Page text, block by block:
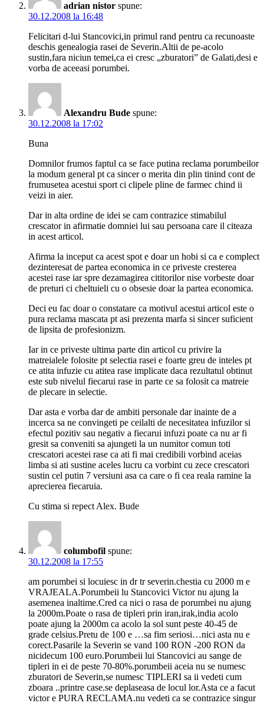
adrian nistor spune:
30.12.2008 la 16:48
Felicitari d-lui Stancovici,in primul rand pentru ca recunoaste
deschis genealogia rasei de Severin.Altii de pe-acolo
sustin,fara niciun temei,ca ei cresc „zburatori” de Galati,desi e
vorba de aceeasi porumbei.
Alexandru Bude spune:
30.12.2008 la 17:02
Buna
Domnilor frumos faptul ca se face putina reclama porumbeilor
la modum general pt ca sincer o merita din plin tinind cont de
frumusetea acestui sport ci clipele pline de farmec chind ii
veizi in aier.
Dar in alta ordine de idei se cam contrazice stimabilul
crescator in afirmatie domniei lui sau persoana care il citeaza
in acest articol.
Afirma la inceput ca acest spot e doar un hobi si ca e complect
dezinteresat de partea economica in ce priveste cresterea
acestei rase iar spre dezamagirea cititorilor nise vorbeste doar
de preturi ci cheltuieli cu o obsesie doar la partea economica.
Deci eu fac doar o constatare ca motivul acestui articol este o
pura reclama mascata pt asi prezenta marfa si sincer suficient
de lipsita de profesionizm.
Iar in ce priveste ultima parte din articol cu privire la
matreialele folosite pt selectia rasei e foarte greu de inteles pt
ce atita infuzie cu atitea rase implicate daca rezultatul obtinut
este sub nivelul fiecarui rase in parte ce sa folosit ca matreie
de plecare in selectie.
Dar asta e vorba dar de ambiti personale dar inainte de a
incerca sa ne convingeti pe ceilalti de necesitatea infuzilor si
efectul pozitiv sau negativ a fiecarui infuzi poate ca nu ar fi
gresit sa conveniti sa ajungeti la un numitor comun toti
crescatori acestei rase ca ati fi mai credibili vorbind aceias
limba si ati sustine aceles lucru ca vorbint cu zece crescatori
sustin cel putin 7 versiuni asa ca care o fi cea reala ramine la
aprecierea fiecaruia.
Cu stima si repect Alex. Bude
columbofil spune:
30.12.2008 la 17:55
am porumbei si locuiesc in dr tr severin.chestia cu 2000 m e
VRAJEALA.Porumbeii lu Stancovici Victor nu ajung la
asemenea inaltime.Cred ca nici o rasa de porumbei nu ajung
la 2000m.Poate o rasa de tipleri prin iran,irak,india acolo
poate ajung la 2000m ca acolo la sol sunt peste 40-45 de
grade celsius.Pretu de 100 e …sa fim seriosi…nici asta nu e
corect.Pasarile la Severin se vand 100 RON -200 RON da
nicidecum 100 euro.Porumbeii lui Stancovici au sange de
tipleri in ei de peste 70-80%.porumbeii aceia nu se numesc
zburatori de Severin,se numesc TIPLERI sa ii vedeti cum
zboara ..printre case.se deplaseasa de locul lor.Asta ce a facut
victor e PURA RECLAMA.nu vedeti ca se contrazice singur